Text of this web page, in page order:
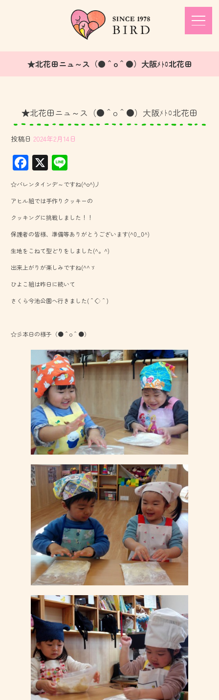
★北花田ニュ～ス（●＾o＾●）大阪ﾒﾄﾛ北花田
★北花田ニュ～ス（●＾o＾●）大阪ﾒﾄﾛ北花田
投稿日 2024年2月14日
F
ac
e
b
o
ok
X
ne
☆バレンタインデ～ですね(^o^)丿
アヒル組では手作りクッキーの
クッキングに挑戦しました！！
保護者の皆様、準備等ありがとうございます(^0_0^)
生地をこねて型どりをしました(^。^)
出来上がりが楽しみですね(^^ゞ
ひよこ組は昨日に続いて
さくら今池公園へ行きました(＾◇＾)
☆彡本日の様子（●＾o＾●）